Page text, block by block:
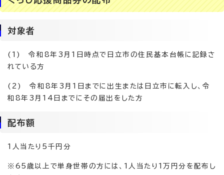
対象者
(1) 令和8年3月1日時点で日立市の住民基本台帳に記録さ
れている方
(2) 令和8年3月1日までに出生または日立市に転入し、令
和8年3月14日までにその届出をした方
配布額
1人当たり5千円分
※65歳以上で単身世帯の方には、1人当たり1万円分を配布し